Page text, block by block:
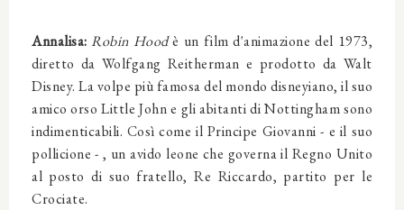
Annalisa:Robin Hoodè un film d'animazione del 1973,
diretto da Wolfgang Reitherman e prodotto da Walt
Disney. La volpe più famosa del mondo disneyiano, il suo
amico orso Little John e gli abitanti di Nottingham sono
indimenticabili. Così come il Principe Giovanni - e il suo
pollicione - , un avido leone che governa il Regno Unito
al posto di suo fratello, Re Riccardo, partito per le
Crociate.